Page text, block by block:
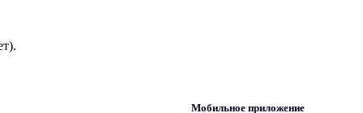
Мобильное приложение